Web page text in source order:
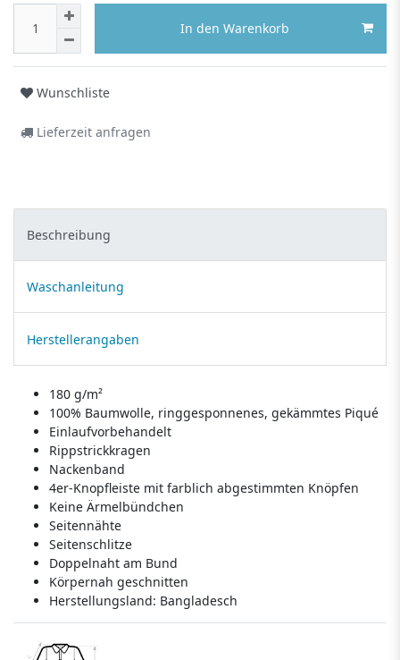
In den Warenkorb
Wunschliste
Lieferzeit anfragen
Beschreibung
Waschanleitung
Herstellerangaben
180 g/m²
100% Baumwolle, ringgesponnenes, gekämmtes Piqué
Einlaufvorbehandelt
Rippstrickkragen
Nackenband
4er-Knopfleiste mit farblich abgestimmten Knöpfen
Keine Ärmelbündchen
Seitennähte
Seitenschlitze
Doppelnaht am Bund
Körpernah geschnitten
Herstellungsland: Bangladesch